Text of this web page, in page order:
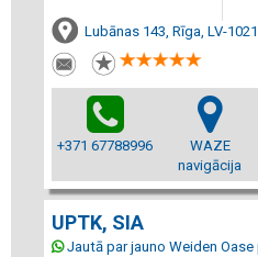
Lubānas 143, Rīga, LV-1021
+371 67788996
WAZE
navigācija
UPTK, SIA
Jautā par jauno Weiden